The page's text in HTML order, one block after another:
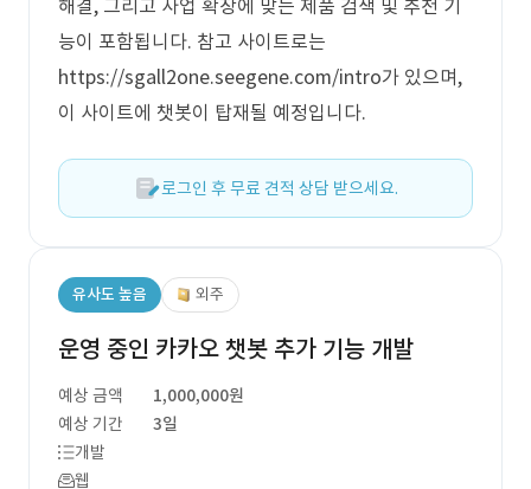
해결, 그리고 사업 확장에 맞는 제품 검색 및 추천 기
능이 포함됩니다. 참고 사이트로는
https://sgall2one.seegene.com/intro가 있으며,
이 사이트에 챗봇이 탑재될 예정입니다.
로그인 후 무료 견적 상담 받으세요.
유사도 높음 외주
운영 중인 카카오 챗봇 추가 기능 개발
예상 금액
1,000,000원
예상 기간
3일
개발
웹